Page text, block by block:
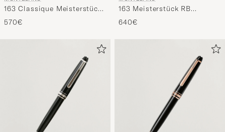
163 Classique Meisterstück
Rollerball Pen Red Gold
570€
163 Meisterstück RB
Burgundy
640€